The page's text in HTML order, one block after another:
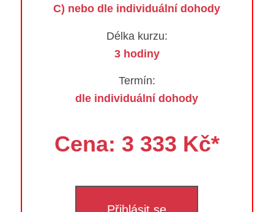
C) nebo dle individuální dohody
Délka kurzu:
3 hodiny
Termín:
dle individuální dohody
Cena: 3 333 Kč*